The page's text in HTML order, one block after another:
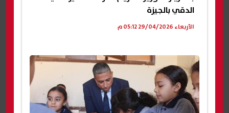
الدقي بالجيزة
الأربعاء 29/04/2026 05:12 م